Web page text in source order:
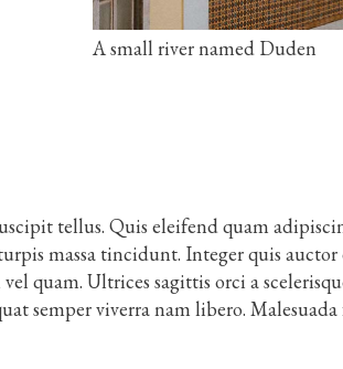
A small river named Duden
tellus. Quis eleifend quam
massa tincidunt. Integer quis
quam. Ultrices sagittis orci a
semper viverra nam libero. Malesuada